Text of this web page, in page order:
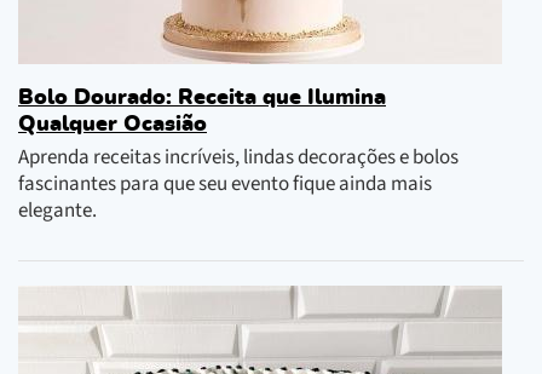
Bolo Dourado: Receita que Ilumina
Qualquer Ocasião
Aprenda receitas incríveis, lindas decorações e bolos
fascinantes para que seu evento fique ainda mais
elegante.